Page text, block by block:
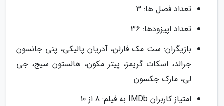
تعداد فصل ها: 3
تعداد اپیزودها: 36
بازیگران: ست مک فارلن، آدریان پالیکی، پنی جانسون
جرالد، اسکات گریمز، پیتر مکون، هالستون سیج، جی
لی، مارک جکسون
امتیاز کاربران IMDb به فیلم: 8 از 10